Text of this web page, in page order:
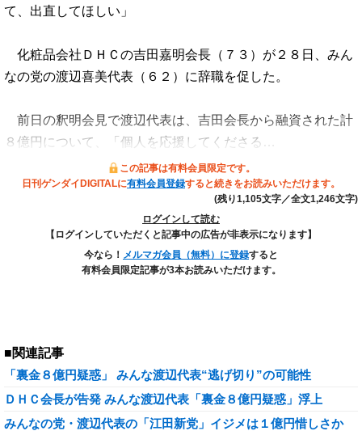
て、出直してほしい」
化粧品会社ＤＨＣの吉田嘉明会長（７３）が２８日、みん
なの党の渡辺喜美代表（６２）に辞職を促した。
前日の釈明会見で渡辺代表は、吉田会長から融資された計
８億円について、「個人を応援してくださる…
この記事は有料会員限定です。
日刊ゲンダイDIGITALに有料会員登録すると続きをお読みいただけます。
(残り1,105文字／全文1,246文字)
ログインして読む
【ログインしていただくと記事中の広告が非表示になります】
今なら！ メルマガ会員（無料）に登録すると
有料会員限定記事が3本お読みいただけます。
■関連記事
「裏金８億円疑惑」 みんな渡辺代表“逃げ切り”の可能性
ＤＨＣ会長が告発 みんな渡辺代表「裏金８億円疑惑」浮上
みんなの党・渡辺代表の「江田新党」イジメは１億円惜しさか